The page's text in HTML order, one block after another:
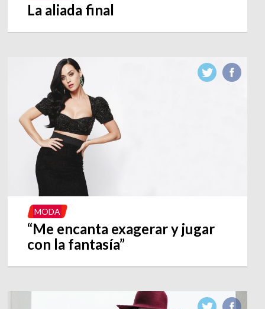
La aliada final
MODA
“Me encanta exagerar y jugar
con la fantasía”